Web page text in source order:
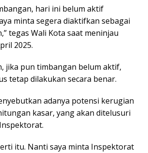
hari ini belum aktif
minta segera diaktifkan sebagai
tegas Wali Kota saat meninjau
2025.
jika pun timbangan belum aktif,
tetap dilakukan secara benar.
adanya potensi kerugian
kasar, yang akan ditelusuri
itu. Nanti saya minta Inspektorat